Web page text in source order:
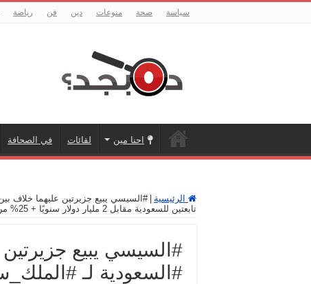
سياسة صحة منوعات دين فن رياضة
احنا مين لقائات في الصحافة
الرئيسية
تابعتين للسعودية مقابل 2 مليار دولار سنويًا + 25% من قيمة الغاز والبترول المستخرج منهما.